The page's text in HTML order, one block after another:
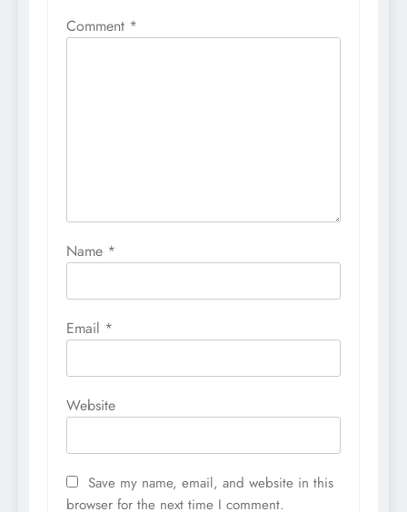
Comment *
Name *
Email *
Website
Save my name, email, and website in this
browser for the next time I comment.